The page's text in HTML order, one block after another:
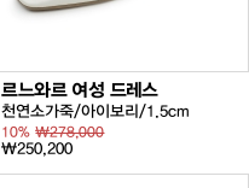
르느와르 여성 드레스
천연소가죽/아이보리/1.5cm
10%₩278,000
₩250,200